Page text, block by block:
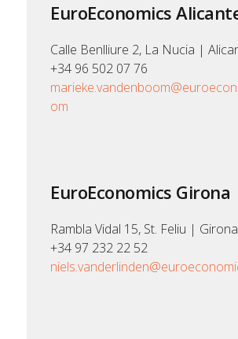
EuroEconomics
Calle Benlliure 2, La Nucia |
+34 96 502 07 76
om
EuroEconomics Girona
Rambla Vidal 15, St. Feliu | Girona
+34 97 232 22 52